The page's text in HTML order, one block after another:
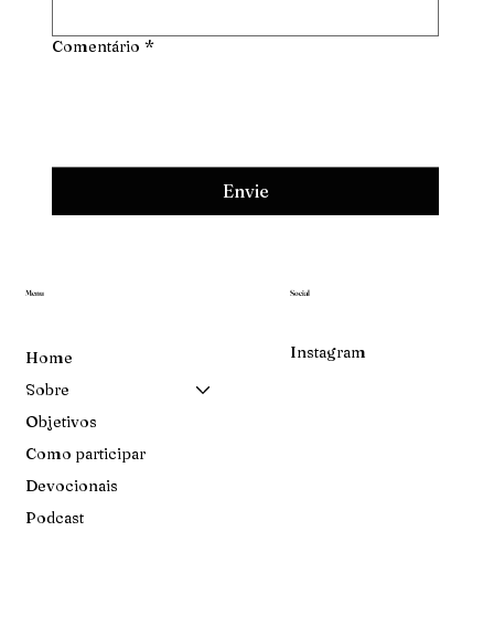
Menu
Home
Sobre
Objetivos
Como participar
Devocionais
Podcast
Social
Instagram
Comentário *
Envie